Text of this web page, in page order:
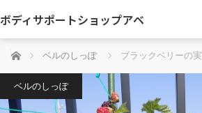
ボディサポートショップアベ
ホーム ベルのしっぽ ブラックベリーの実
ベルのしっぽ